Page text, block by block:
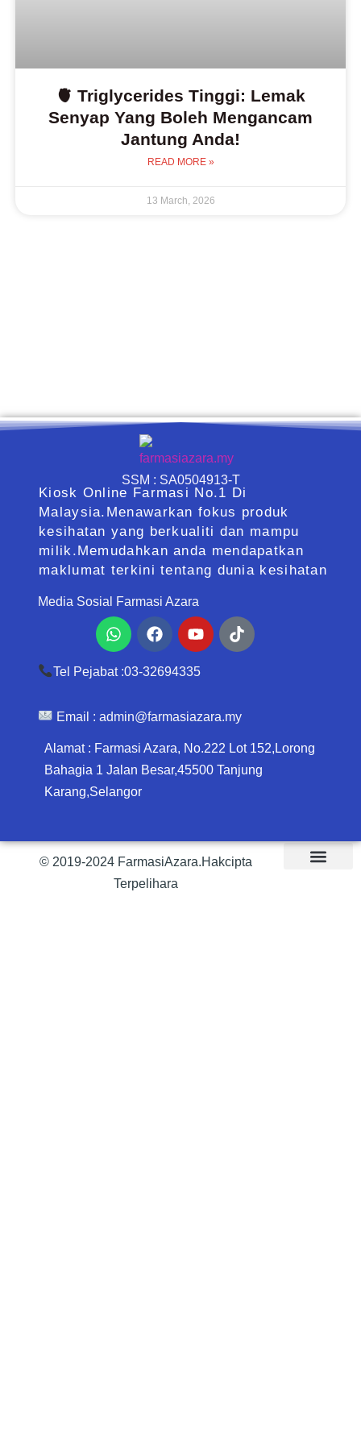
🫀 Triglycerides Tinggi: Lemak
Senyap Yang Boleh Mengancam
Jantung Anda!
READ MORE »
13 March, 2026
SSM : SA0504913-T
Kiosk Online Farmasi No.1 Di
Malaysia.Menawarkan fokus produk
kesihatan yang berkualiti dan mampu
milik.Memudahkan anda mendapatkan
maklumat terkini tentang dunia kesihatan
Media Sosial Farmasi Azara
WhatsappFacebookYoutubeTiktok
Tel Pejabat :03-32694335
Email : admin@farmasiazara.my
Alamat : Farmasi Azara, No.222 Lot 152,Lorong
Bahagia 1 Jalan Besar,45500 Tanjung
Karang,Selangor
© 2019-2024 FarmasiAzara.Hakcipta
Terpelihara